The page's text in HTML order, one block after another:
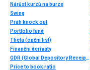
Nárůst kurzů na burze
Swing
Práh knock out
Portfolio fund
Théta (opční list)
Finanční deriváty
GDR (Global Depository Receipts – globální depozitní certifikát)
Price to book ratio